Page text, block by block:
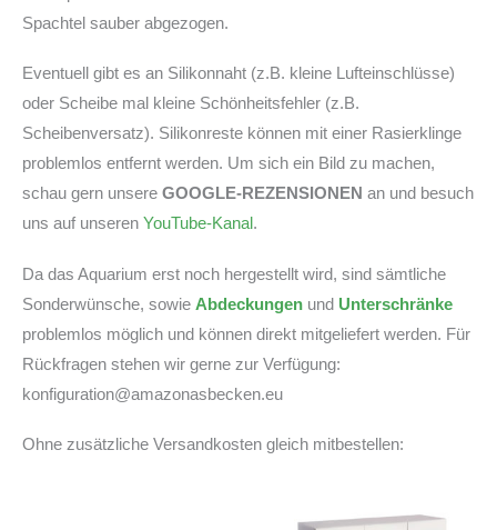
Spachtel sauber abgezogen.
Eventuell gibt es an Silikonnaht (z.B. kleine Lufteinschlüsse)
oder Scheibe mal kleine Schönheitsfehler (z.B.
Scheibenversatz). Silikonreste können mit einer Rasierklinge
problemlos entfernt werden. Um sich ein Bild zu machen,
schau gern unsere GOOGLE-REZENSIONEN an und besuch
uns auf unseren YouTube-Kanal.
Da das Aquarium erst noch hergestellt wird, sind sämtliche
Sonderwünsche, sowie Abdeckungen und Unterschränke
problemlos möglich und können direkt mitgeliefert werden. Für
Rückfragen stehen wir gerne zur Verfügung:
konfiguration@amazonasbecken.eu
Ohne zusätzliche Versandkosten gleich mitbestellen: